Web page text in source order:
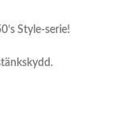
Style-serie!